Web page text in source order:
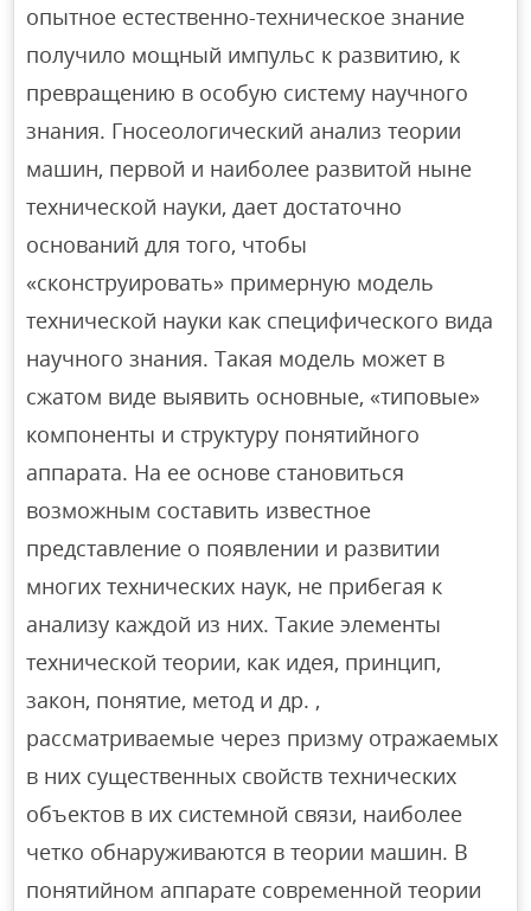
опытное естественно-техническое знание
получило мощный импульс к развитию, к
превращению в особую систему научного
знания. Гносеологический анализ теории
машин, первой и наиболее развитой ныне
технической науки, дает достаточно
оснований для того, чтобы
«сконструировать» примерную модель
технической науки как специфического вида
научного знания. Такая модель может в
сжатом виде выявить основные, «типовые»
компоненты и структуру понятийного
аппарата. На ее основе становиться
возможным составить известное
представление о появлении и развитии
многих технических наук, не прибегая к
анализу каждой из них. Такие элементы
технической теории, как идея, принцип,
закон, понятие, метод и др. ,
рассматриваемые через призму отражаемых
в них существенных свойств технических
объектов в их системной связи, наиболее
четко обнаруживаются в теории машин. В
понятийном аппарате современной теории